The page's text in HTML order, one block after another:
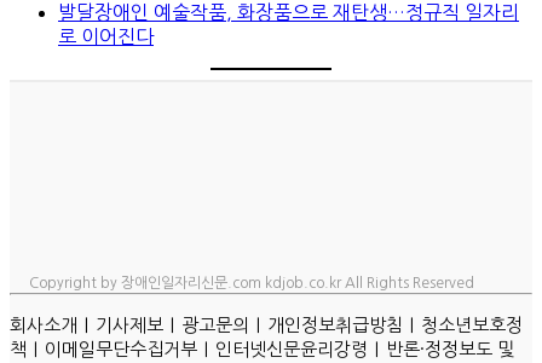
발달장애인 예술작품, 화장품으로 재탄생…정규직 일자리
로 이어진다
Copyright by 장애인일자리신문.com kdjob.co.kr All Rights Reserved
회사소개 ㅣ 기사제보 ㅣ 광고문의 ㅣ 개인정보취급방침 ㅣ 청소년보호정
책 ㅣ 이메일무단수집거부 ㅣ 인터넷신문윤리강령 ㅣ 반론·정정보도 및